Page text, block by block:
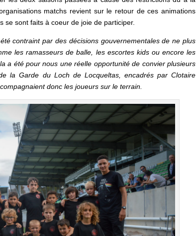
matchs revient sur le retour de ces animations
se sont faits à coeur de joie de participer.
contraint par des décisions gouvernementales de ne plus
les ramasseurs de balle, les escortes kids ou encore les
a été pour nous une réelle opportunité de convier plusieurs
la Garde du Loch de Locqueltas, encadrés par Clotaire
donc les joueurs sur le terrain.